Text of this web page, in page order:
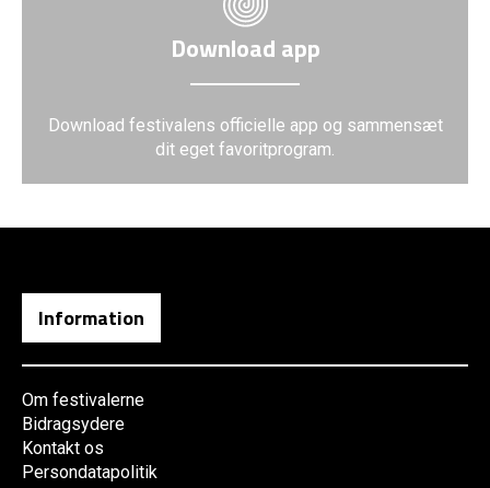
Download app
Download festivalens officielle app og sammensæt
dit eget favoritprogram.
Information
Om festivalerne
Bidragsydere
Kontakt os
Persondatapolitik